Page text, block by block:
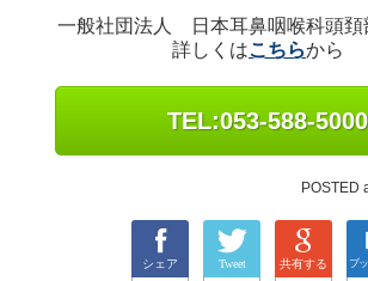
一般社団法人 日本耳鼻咽喉科頭頚
詳しくはこちらから
TEL:053-588-5000
POSTED
シェア Tweet 共有する ブ